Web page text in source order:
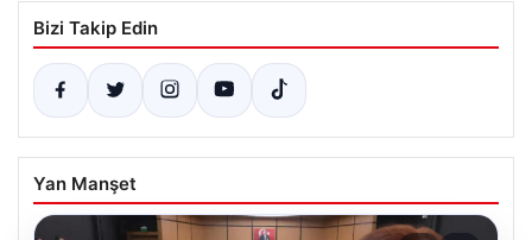
Bizi Takip Edin
Yan Manşet